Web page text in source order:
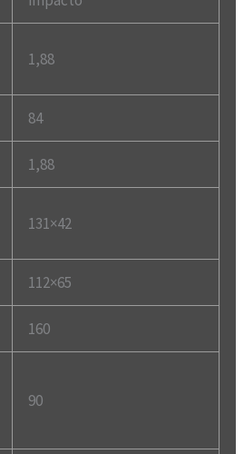
1,88
84
1,88
131×42
112×65
160
90